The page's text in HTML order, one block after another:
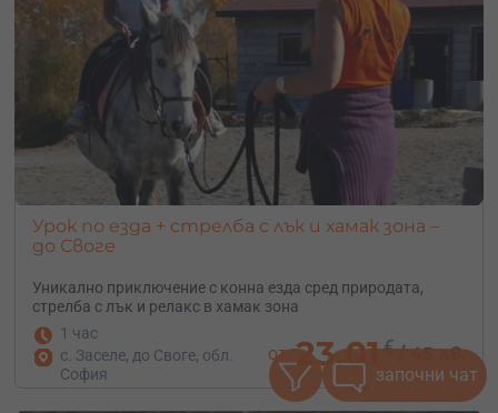
Урок по езда + стрелба с лък и хамак зона –
до Своге
Уникално приключение с конна езда сред природата,
стрелба с лък и релакс в хамак зона
1 час
с. Заселе, до Своге, обл.
София
от23.01€/45 лв.
започни чат